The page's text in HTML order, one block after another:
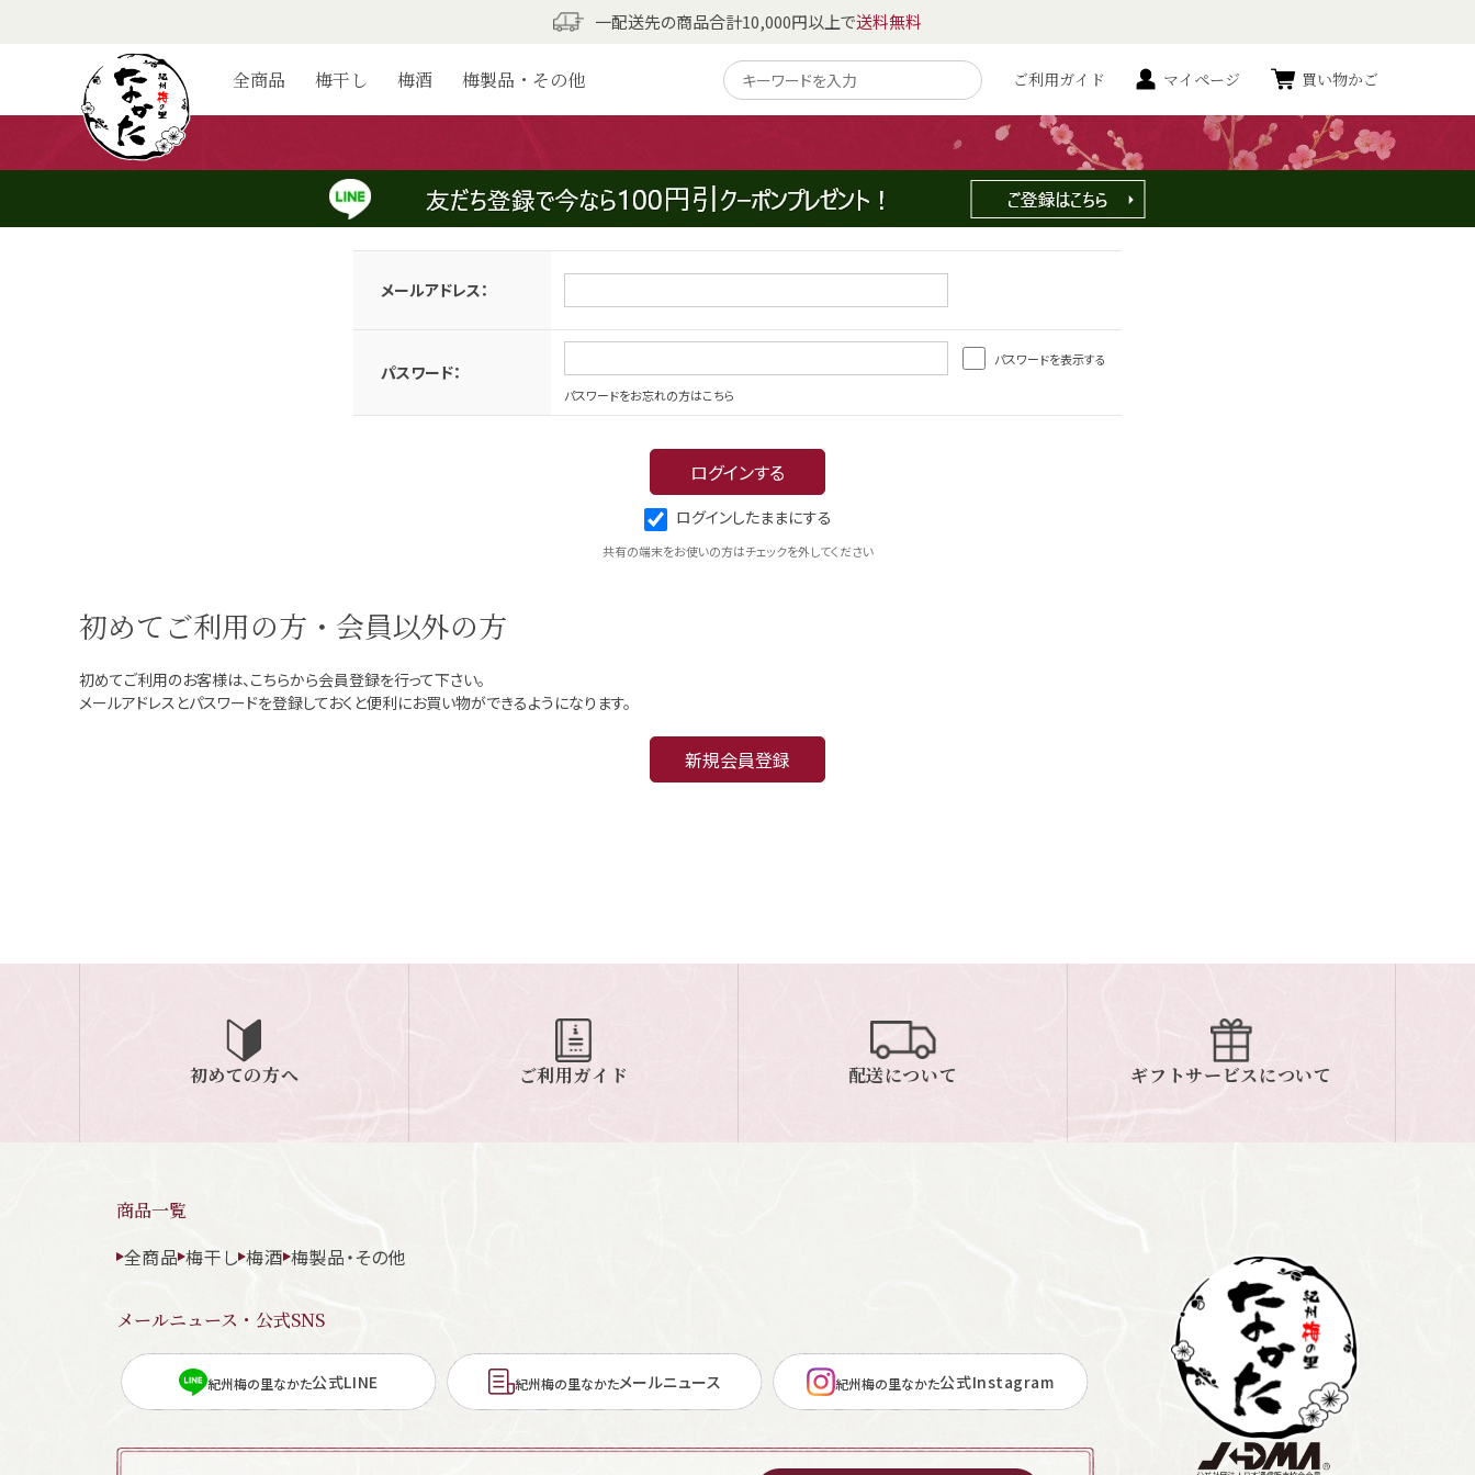
一配送先の商品合計10,000円以上で送料無料
全商品 梅干し 梅酒 梅製品・その他 ご利用ガイド マイページ 買い物かご
ログイン
会員のお客様
メールアドレスとパスワードを入力してログインしてください。
メールアドレス：
パスワード：
パスワードを表示する
パスワードをお忘れの方はこちら
ログインしたままにする
共有の端末をお使いの方はチェックを外してください
初めてご利用の方・会員以外の方
初めてご利用のお客様は、こちらから会員登録を行って下さい。
メールアドレスとパスワードを登録しておくと便利にお買い物ができるようになります。
初めての方へ ご利用ガイド 配送について ギフトサービスについて
商品一覧
全商品 梅干し 梅酒 梅製品・その他
メールニュース・公式SNS
紀州梅の里なかた公式LINE 紀州梅の里なかたメールニュース 紀州梅の里なかた公式Instagram